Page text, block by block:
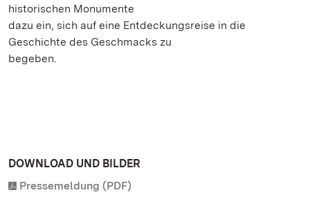
historischen Monumente
dazu ein, sich auf eine Entdeckungsreise in die
Geschichte des Geschmacks zu
begeben.
DOWNLOAD UND BILDER
Pressemeldung (PDF)